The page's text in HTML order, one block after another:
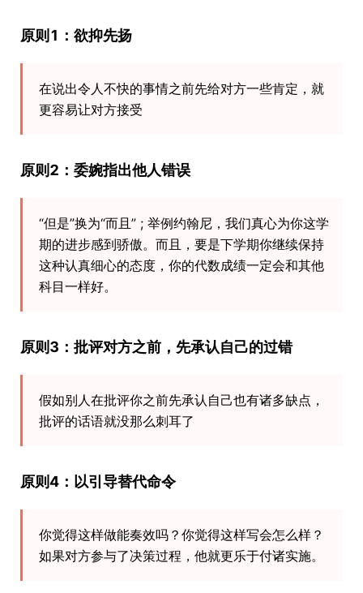
原则1：欲抑先扬
在说出令人不快的事情之前先给对方一些肯定，就
更容易让对方接受
原则2：委婉指出他人错误
“但是”换为“而且” ; 举例约翰尼，我们真心为你这学
期的进步感到骄傲。而且，要是下学期你继续保持
这种认真细心的态度，你的代数成绩一定会和其他
科目一样好。
原则3：批评对方之前，先承认自己的过错
假如别人在批评你之前先承认自己也有诸多缺点，
批评的话语就没那么刺耳了
原则4：以引导替代命令
你觉得这样做能奏效吗？你觉得这样写会怎么样？
如果对方参与了决策过程，他就更乐于付诸实施。